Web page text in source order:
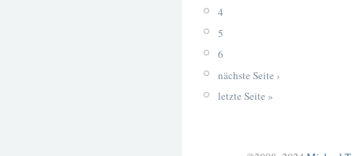
4
5
6
nächste Seite ›
letzte Seite »